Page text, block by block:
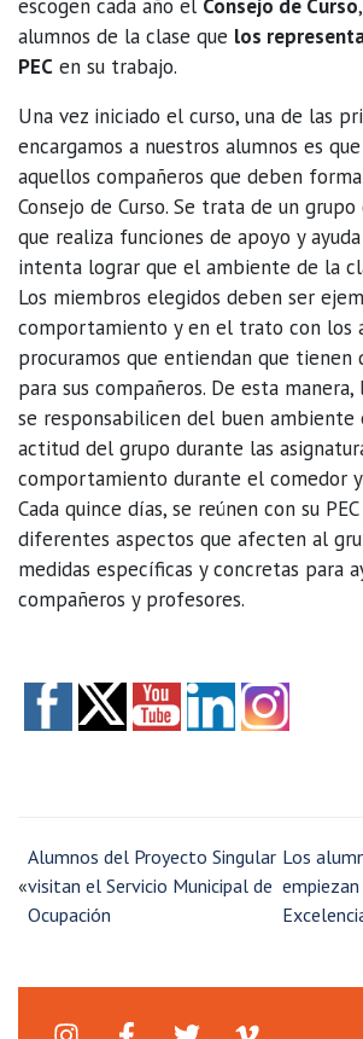
escogen cada año el Consejo de Curso
alumnos de la clase que los
PEC en su trabajo.
Una vez iniciado el curso, una de las
encargamos a nuestros alumnos es
aquellos compañeros que deben
Consejo de Curso. Se trata de un
que realiza funciones de apoyo y
intenta lograr que el ambiente de la
Los miembros elegidos deben ser
comportamiento y en el trato con los
procuramos que entiendan que tienen
para sus compañeros. De esta
se responsabilicen del buen ambiente
actitud del grupo durante las
comportamiento durante el comedor
Cada quince días, se reúnen con su
diferentes aspectos que afecten al
medidas específicas y concretas para
compañeros y profesores.
«
Alumnos del Proyecto Singular
visitan el Servicio Municipal de
Ocupación
Los